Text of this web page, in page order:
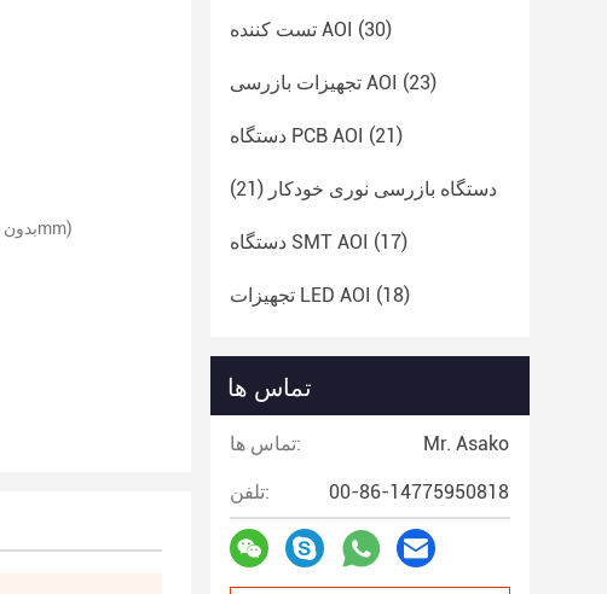
جزئیات بسته بندی: W1000mmxD1380mmxH1600mm ((بدون پا 100±20mm)
تست کننده AOI (30)
تجهیزات بازرسی AOI (23)
دستگاه PCB AOI (21)
دستگاه بازرسی نوری خودکار (21)
دستگاه SMT AOI (17)
تجهیزات LED AOI (18)
تماس ها
تماس ها: Mr. Asako
تلفن: 00-86-14775950818